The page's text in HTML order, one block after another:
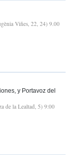
Viñes, 22, 24) 9.00
y Portavoz del
de la Lealtad, 5) 9:00